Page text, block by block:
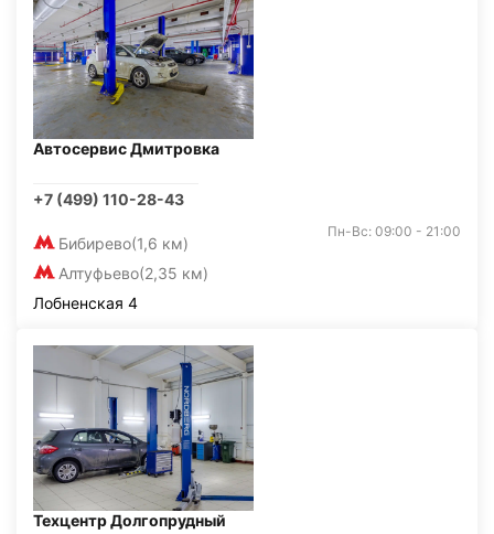
Автосервис Дмитровка
+7 (499) 110-28-43
Бибирево(1,6 км)
Алтуфьево(2,35 км)
Пн-Вс: 09:00 - 21:00
Лобненская 4
Техцентр Долгопрудный